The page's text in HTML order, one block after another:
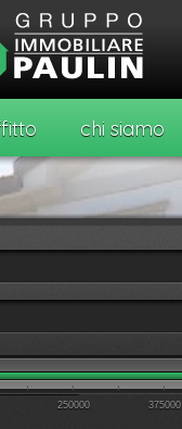
chi siamo
250000 375000